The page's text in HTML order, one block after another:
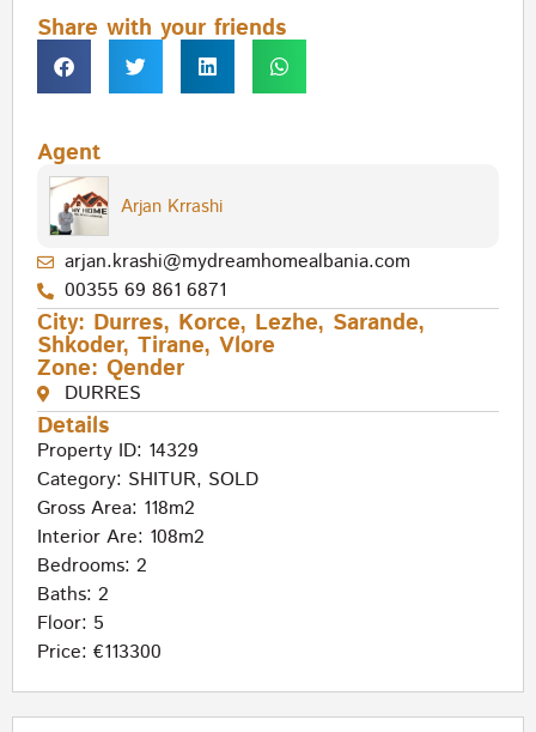
Share with your friends
Agent
Arjan Krrashi
arjan.krashi@mydreamhomealbania.com
00355 69 861 6871
City: Durres, Korce, Lezhe, Sarande,
Shkoder, Tirane, Vlore
Zone: Qender
DURRES
Details
Property ID: 14329
Category: SHITUR, SOLD
Gross Area: 118m2
Interior Are: 108m2
Bedrooms: 2
Baths: 2
Floor: 5
Price: €113300